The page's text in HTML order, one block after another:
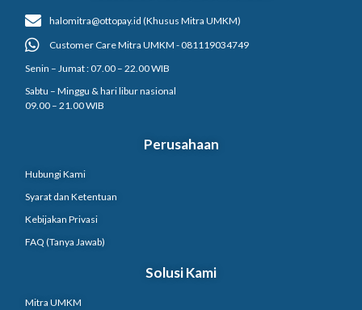
halomitra@ottopay.id (Khusus Mitra UMKM)
Customer Care Mitra UMKM - 081119034749
Senin – Jumat : 07.00 – 22.00 WIB
Sabtu – Minggu & hari libur nasional
09.00 – 21.00 WIB
Perusahaan
Hubungi Kami
Syarat dan Ketentuan
Kebijakan Privasi
FAQ (Tanya Jawab)
Solusi Kami
Mitra UMKM